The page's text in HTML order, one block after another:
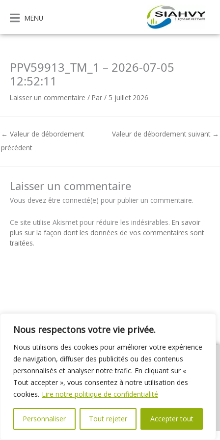
Nous respectons votre vie privée.
Nous utilisons des cookies pour améliorer votre expérience
de navigation, diffuser des publicités ou des contenus
personnalisés et analyser notre trafic. En cliquant sur «
Tout accepter », vous consentez à notre utilisation des
cookies. Lire notre politique de confidentialité
Personnaliser Tout rejeter Accepter tout
contenu
MENU
PPV59913_TM_1 – 2026-07-05
12:52:11
Laisser un commentaire / Par / 5 juillet 2026
← Valeur de débordement
précédent
Valeur de débordement suivant →
Laisser un commentaire
Vous devez être connecté(e) pour publier un commentaire.
Ce site utilise Akismet pour réduire les indésirables. En savoir
plus sur la façon dont les données de vos commentaires sont
traitées.
01 69 31 72 10 01 69 31 37 31
Nous contacter
Espace élus
Marchés publics Délibérations